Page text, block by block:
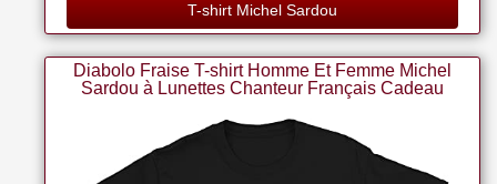
T-shirt Michel Sardou
Diabolo Fraise T-shirt Homme Et Femme Michel
Sardou à Lunettes Chanteur Français Cadeau